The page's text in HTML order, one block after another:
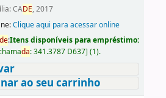
CADE, 2017
Clique aqui para acessar online
de:Itens disponíveis para empréstimo:
da:341.3787 D637] (1).
ao seu carrinho